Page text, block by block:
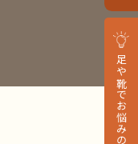
足や靴でお悩みの方へ